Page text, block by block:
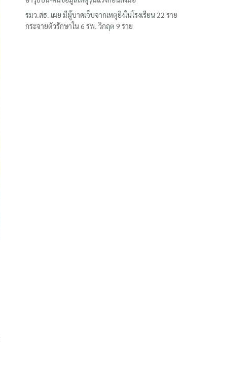
รมว.สธ. เผย มีผู้บาดเจ็บจากเหตุยิงในโรงเรียน 22 ราย
กระจายตัวรักษาใน 6 รพ. วิกฤต 9 ราย